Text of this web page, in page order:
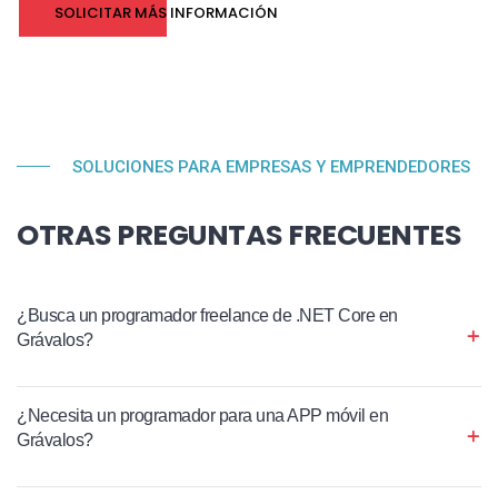
SOLICITAR MÁS INFORMACIÓN
SOLUCIONES PARA EMPRESAS Y EMPRENDEDORES
OTRAS PREGUNTAS FRECUENTES
¿Busca un programador freelance de .NET Core en
Grávalos?
¿Necesita un programador para una APP móvil en
Grávalos?